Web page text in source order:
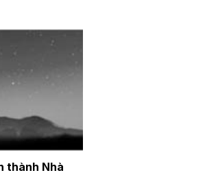
thành Nhà